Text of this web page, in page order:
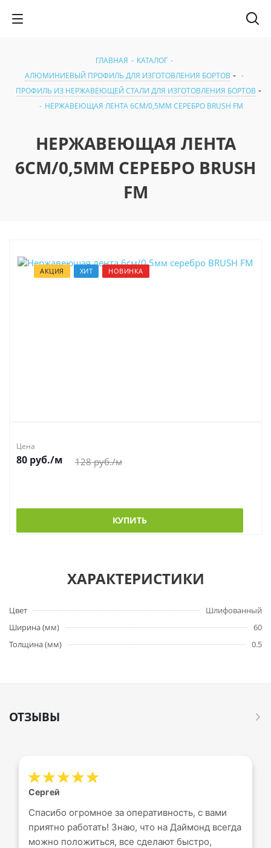
ГЛАВНАЯ - КАТАЛОГ -
АЛЮМИНИЕВЫЙ ПРОФИЛЬ ДЛЯ ИЗГОТОВЛЕНИЯ БОРТОВ
-
ПРОФИЛЬ ИЗ НЕРЖАВЕЮЩЕЙ СТАЛИ ДЛЯ ИЗГОТОВЛЕНИЯ БОРТОВ
- НЕРЖАВЕЮЩАЯ ЛЕНТА 6СМ/0,5ММ СЕРЕБРО BRUSH FM
НЕРЖАВЕЮЩАЯ ЛЕНТА
6СМ/0,5ММ СЕРЕБРО BRUSH
FM
АКЦИЯ ХИТ НОВИНКА
Цена
80 руб./м 128 руб./м
КУПИТЬ
ХАРАКТЕРИСТИКИ
Цвет
Шлифованный
Ширина (мм)
60
Толщина (мм)
0.5
ОТЗЫВЫ
Сергей
Спасибо огромное за оперативность, с вами
приятно работать! Знаю, что на Даймонд всегда
можно положиться, все сделают быстро,